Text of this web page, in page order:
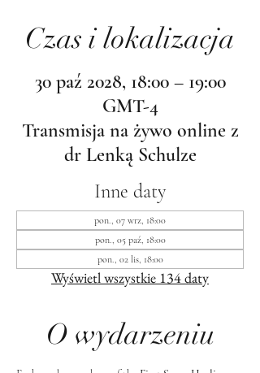
Czas i lokalizacja
30 paź 2028, 18:00 – 19:00
GMT-4
Transmisja na żywo online z
dr Lenką Schulze
Inne daty
pon., 07 wrz, 18:00
pon., 05 paź, 18:00
pon., 02 lis, 18:00
Wyświetl wszystkie 134 daty
O wydarzeniu